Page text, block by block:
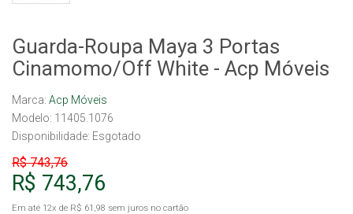
Guarda-Roupa Maya 3 Portas
Cinamomo/Off White - Acp Móveis
Marca: Acp Móveis
Modelo: 11405.1076
Disponibilidade: Esgotado
R$ 743,76
R$ 743,76
Em até 12x de R$ 61,98 sem juros no cartão